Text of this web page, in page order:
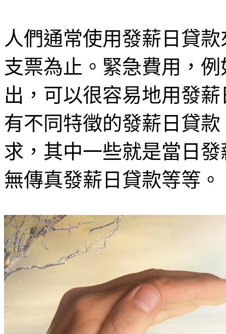
人們通常使用發薪日貸
支票為止。緊急費用，
出，可以很容易地用發
有不同特徵的發薪日貸
求，其中一些就是當日
無傳真發薪日貸款等等。